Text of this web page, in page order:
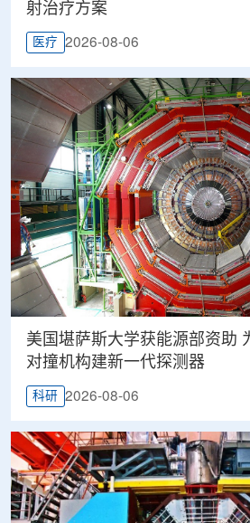
射治疗方案
医疗 2026-08-06
美国堪萨斯大学获能源部资助
对撞机构建新一代探测器
科研 2026-08-06